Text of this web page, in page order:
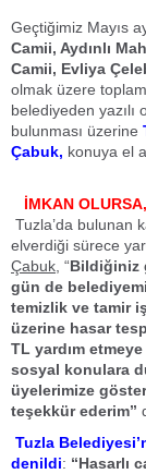
Geçtiğimiz Mayıs
Camii, Aydınlı
Camii, Evliya
olmak üzere
belediyeden yazılı
bulunması üzerine
Çabuk, konuya el
İMKAN
Tuzla’da bulunan
elverdiği sürece
Çabuk, “Bildiğiniz
gün de
temizlik ve tamir
üzerine hasar
TL yardım
sosyal konulara
üyelerimize
teşekkür ederim’’
Tuzla
denildi: “Hasarlı